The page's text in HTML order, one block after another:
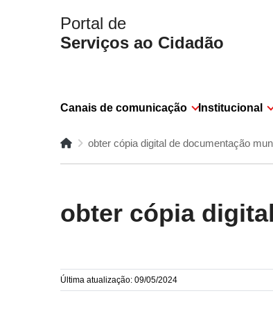
Portal de
Serviços ao Cidadão
Canais de comunicação Institucional
obter cópia digital de documentação
obter cópia
Última atualização: 09/05/2024